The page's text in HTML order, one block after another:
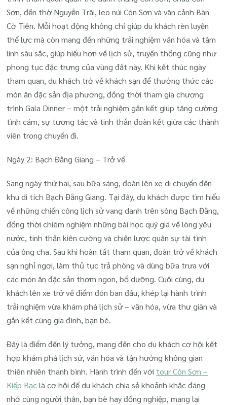
Sơn, đền thờ Nguyễn Trãi, leo núi Côn Sơn và vãn cảnh Bàn
Cờ Tiên. Mỗi hoạt động không chỉ giúp du khách rèn luyện
thể lực mà còn mang đến những trải nghiệm văn hóa và tâm
linh sâu sắc, giúp hiểu hơn về lịch sử, truyền thống cũng như
phong tục đặc trưng của vùng đất này. Khi kết thúc ngày
tham quan, du khách trở về khách sạn để thưởng thức các
món ăn đặc sản địa phương, đồng thời tham gia chương
trình Gala Dinner – một trải nghiệm gắn kết giúp tăng cường
tình cảm, sự tương tác và tinh thần đoàn kết giữa các thành
viên trong chuyến đi.
Ngày 2: Bạch Đằng Giang – Trở về
Sang ngày thứ hai, sau bữa sáng, đoàn lên xe di chuyển đến
khu di tích Bạch Đằng Giang. Tại đây, du khách được tìm hiểu
về những chiến công lịch sử vang danh trên sông Bạch Đằng,
đồng thời chiêm nghiệm những bài học quý giá về lòng yêu
nước, tinh thần kiên cường và chiến lược quân sự tài tình
của ông cha. Sau khi hoàn tất tham quan, đoàn trở về khách
sạn nghỉ ngơi, làm thủ tục trả phòng và dùng bữa trưa với
các món ăn đặc sản thơm ngon, bổ dưỡng. Cuối cùng, du
khách lên xe trở về điểm đón ban đầu, khép lại hành trình
trải nghiệm vừa khám phá lịch sử – văn hóa, vừa thư giãn và
gắn kết cùng gia đình, bạn bè.
Đây là điểm đến lý tưởng, mang đến cho du khách cơ hội kết
hợp khám phá lịch sử, văn hóa và tận hưởng không gian
thiên nhiên thanh bình. Hành trình đến với tour Côn Sơn –
Kiếp Bạclà cơ hội để du khách chia sẻ khoảnh khắc đáng
nhớ cùng người thân, bạn bè hay đồng nghiệp, mang lại